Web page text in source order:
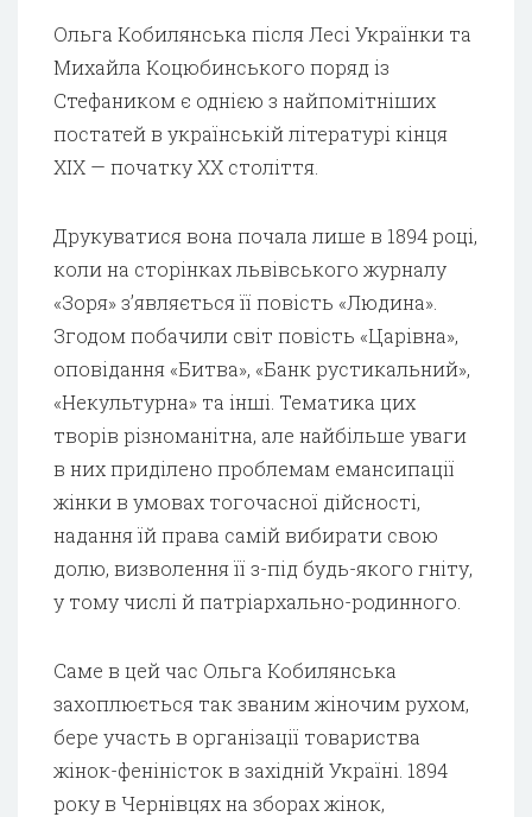
Ольга Кобилянська після Лесі Українки та
Михайла Коцюбинського поряд із
Стефаником є однією з найпомітніших
постатей в українській літературі кінця
XIX — початку XX століття.
Друкуватися вона почала лише в 1894 році,
коли на сторінках львівського журналу
«Зоря» з’являється її повість «Людина».
Згодом побачили світ повість «Царівна»,
оповідання «Битва», «Банк рустикальний»,
«Некультурна» та інші. Тематика цих
творів різноманітна, але найбільше уваги
в них приділено проблемам емансипації
жінки в умовах тогочасної дійсності,
надання їй права самій вибирати свою
долю, визволення її з-під будь-якого гніту,
у тому числі й патріархально-родинного.
Саме в цей час Ольга Кобилянська
захоплюється так званим жіночим рухом,
бере участь в організації товариства
жінок-феніністок в західній Україні. 1894
року в Чернівцях на зборах жінок,